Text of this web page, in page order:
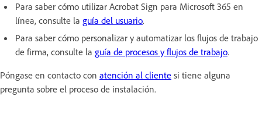
Para saber cómo utilizar Acrobat Sign para Microsoft 365 en
línea, consulte la guía del usuario.
Para saber cómo personalizar y automatizar los flujos de trabajo
de firma, consulte la guía de procesos y flujos de trabajo.
Póngase en contacto con atención al cliente si tiene alguna
pregunta sobre el proceso de instalación.